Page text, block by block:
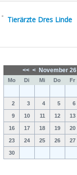
- Tierärzte Dres Linde
<< < November 26
Mo Di Mi Do Fr
2 3 4 5 6
9 10 11 12 13
16 17 18 19 20
23 24 25 26 27
30